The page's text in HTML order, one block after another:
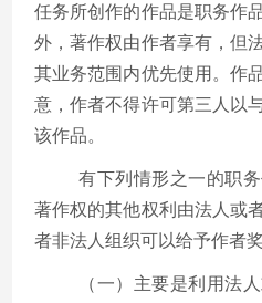
任务所创作的作品是职务作
外，著作权由作者享有，但
其业务范围内优先使用。作
意，作者不得许可第三人以
该作品。
有下列情形之一的职
著作权的其他权利由法人或
者非法人组织可以给予作者奖
（一）主要是利用法